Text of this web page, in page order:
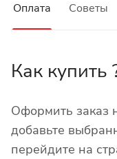
Оплата Советы
Как купить
Оформить заказ
добавьте
перейдите на